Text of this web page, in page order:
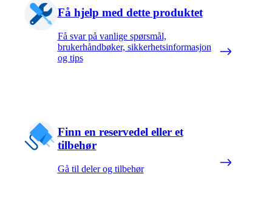
Få hjelp med dette produktet
Få svar på vanlige spørsmål,
brukerhåndbøker, sikkerhetsinformasjon
og tips
Finn en reservedel eller et
tilbehør
Gå til deler og tilbehør